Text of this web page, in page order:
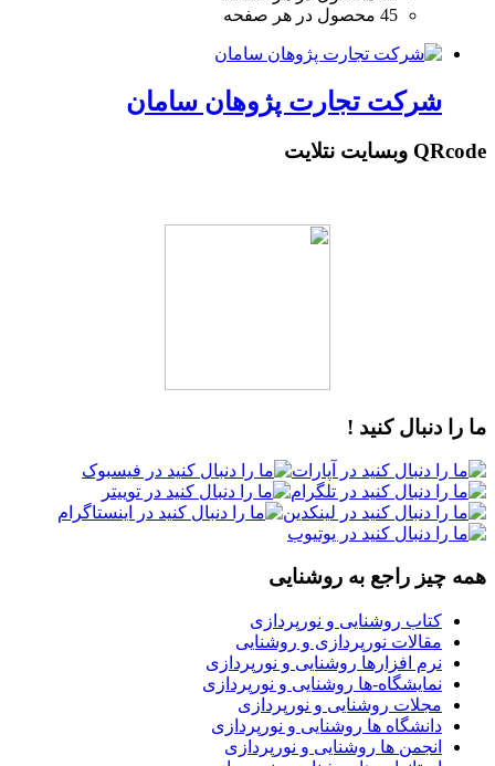
45 محصول در هر صفحه
شرکت تجارت پژوهان سامان
QRcode وبسایت نتلایت
ما را دنبال کنید !
همه چیز راجع به روشنایی
کتاب روشنایی و نورپردازی
مقالات نورپردازی و روشنایی
نرم افزارها روشنایی و نورپردازی
نمایشگاه-ها روشنایی و نورپردازی
مجلات روشنایی و نورپردازی
دانشگاه ها روشنایی و نورپردازی
انجمن ها روشنایی و نورپردازی